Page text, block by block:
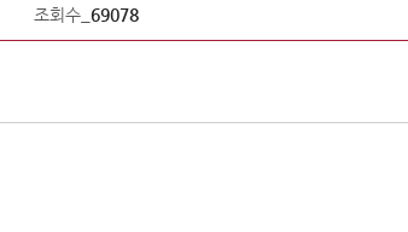
조회수_ 69078